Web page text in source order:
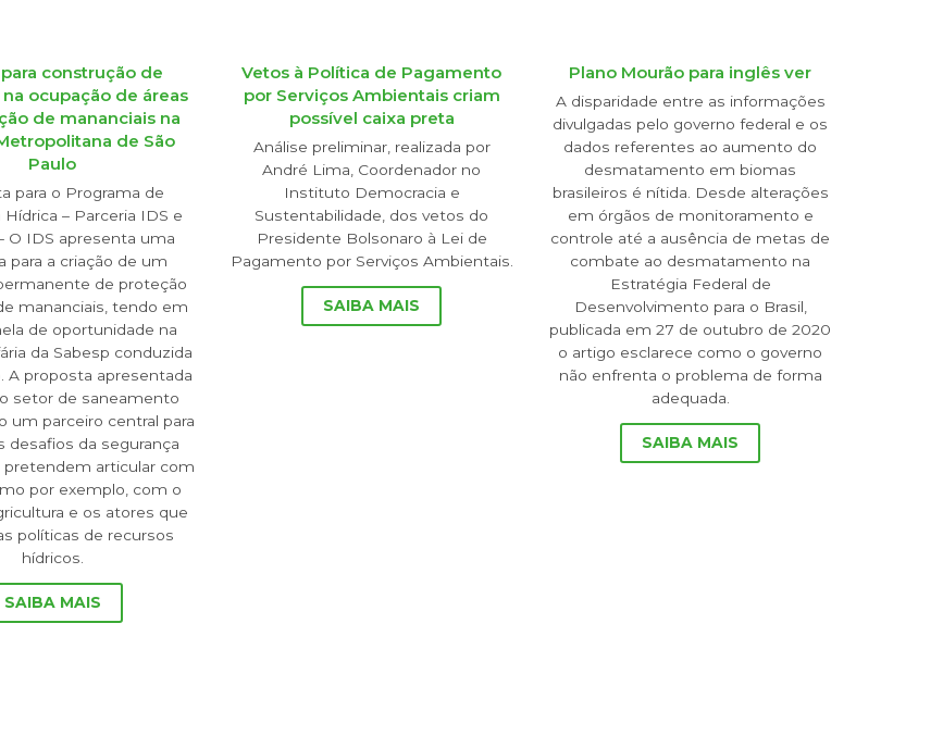
para construção de
ocupação de áreas
de mananciais na
de São
Paulo
para o Programa de
Hídrica – Parceria IDS e
O IDS apresenta uma
para a criação de um
de proteção
mananciais, tendo em
de oportunidade na
da Sabesp conduzida
A proposta apresentada
setor de saneamento
um parceiro central para
desafios da segurança
pretendem articular com
por exemplo, com o
e os atores que
políticas de recursos
hídricos.
SAIBA MAIS
Vetos à Política de Pagamento
por Serviços Ambientais criam
possível caixa preta
Análise preliminar, realizada por
André Lima, Coordenador no
Instituto Democracia e
Sustentabilidade, dos vetos do
Presidente Bolsonaro à Lei de
Pagamento por Serviços Ambientais.
SAIBA MAIS
Plano Mourão para inglês ver
A disparidade entre as informações
divulgadas pelo governo federal e os
dados referentes ao aumento do
desmatamento em biomas
brasileiros é nítida. Desde alterações
em órgãos de monitoramento e
controle até a ausência de metas de
combate ao desmatamento na
Estratégia Federal de
Desenvolvimento para o Brasil,
publicada em 27 de outubro de 2020
o artigo esclarece como o governo
não enfrenta o problema de forma
adequada.
SAIBA MAIS